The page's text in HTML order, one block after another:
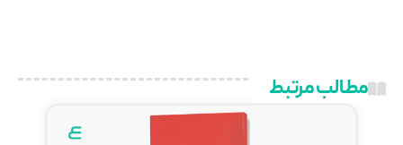
مطالب مرتبط